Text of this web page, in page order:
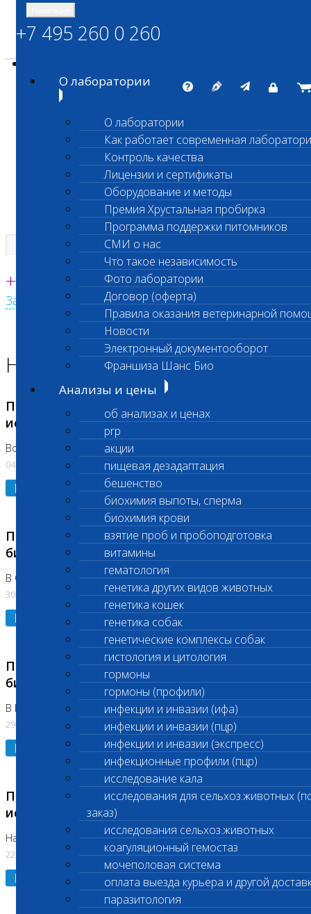
ШАНС БИО
Независимая ветеринарная лаборатория
Единая круглосуточная справочная
+7 495 260 0 260
Заказать звонок с сайта
+7 495 260 0 260
О лаборатории
О лаборатории
Как работает современная
Контроль качества
Лицензии и сертификаты
Оборудование и методы
Премия Хрустальная пробирка
Программа поддержки питомников
СМИ о нас
Что такое независимость
Фото лаборатории
Договор (оферта)
Правила оказания ветеринарной
Новости
Электронный документооборот
Франшиза Шанс Био
Анализы и цены
об анализах и ценах
prp
акции
пищевая дезадаптация
бешенство
биохимия выпоты, сперма
биохимия крови
взятие проб и пробоподготовка
витамины
гематология
генетика других видов животных
генетика кошек
генетика собак
генетические комплексы собак
гистология и цитология
гормоны
гормоны (профили)
инфекции и инвазии (ифа)
инфекции и инвазии (пцр)
инфекции и инвазии (экспресс)
инфекционные профили (пцр)
исследование кала
исследования для сельхоз.животных
заказ)
исследования сельхоз.животных
коагуляционный гемостаз
мочеполовая система
оплата выезда курьера и другой
паразитология
Главная страница
Новости лаборатории
Приостановка срочных биохимических
исследований
Во Владыкино
04.08.2026
Подробнее
Приостановлено выполнение срочных
биохимических исследований
В Сколково. Код (123,309,310)
30.07.2026
Подробнее
Приостановлено выполнение срочных
биохимических исследований
В Бутово 29.07.26
29.07.2026
Подробнее
Приостановлено выполнение биохимических
исследований
На Нагорной. Код ( 123,310,309)
22.07.2026
Подробнее